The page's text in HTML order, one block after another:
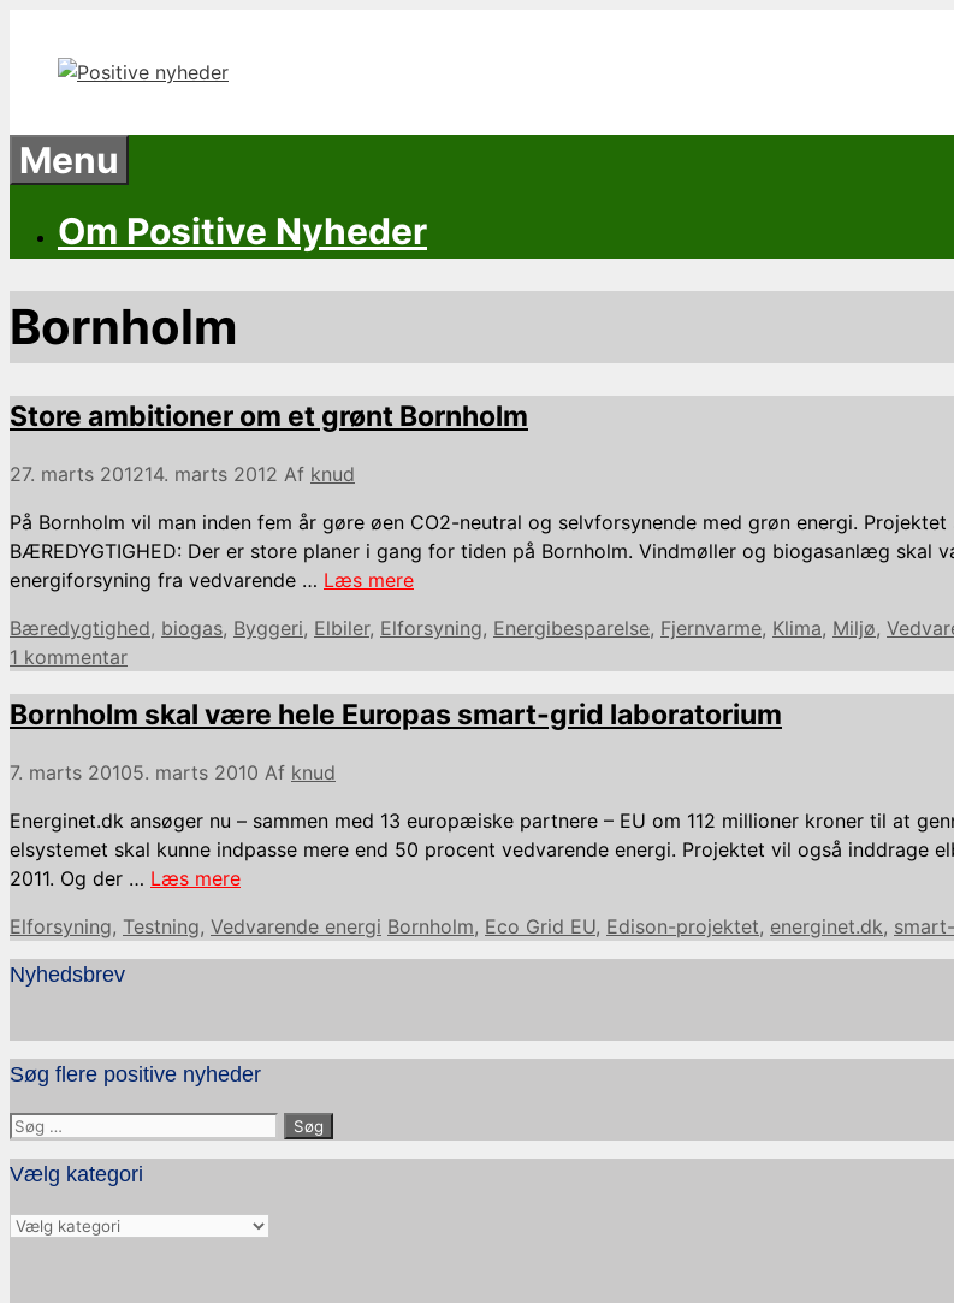
indhold
Menu
Om Positive Nyheder
Bornholm
Store ambitioner om et grønt Bornholm
27. marts 201214. marts 2012 Af knud
På Bornholm vil man inden fem år gøre øen CO2-neutral og selvforsynende med grøn energi.
BÆREDYGTIGHED: Der er store planer i gang for tiden på Bornholm. Vindmøller og biogasanlæg
energiforsyning fra vedvarende … Læs mere
Kategorier
Bæredygtighed, biogas, Byggeri, Elbiler, Elforsyning, Energibesparelse, Fjernvarme, Klima, Miljø,
1 kommentar
Bornholm skal være hele Europas smart-grid laboratorium
7. marts 20105. marts 2010 Af knud
Energinet.dk ansøger nu – sammen med 13 europæiske partnere – EU om 112 millioner kroner til at
elsystemet skal kunne indpasse mere end 50 procent vedvarende energi. Projektet vil også
2011. Og der … Læs mere
Kategorier
Elforsyning, Testning, Vedvarende energi Tags
Bornholm, Eco Grid EU, Edison-projektet, energinet.dk,
Nyhedsbrev
Søg flere positive nyheder
Søg
efter:
Vælg kategori
Vælg